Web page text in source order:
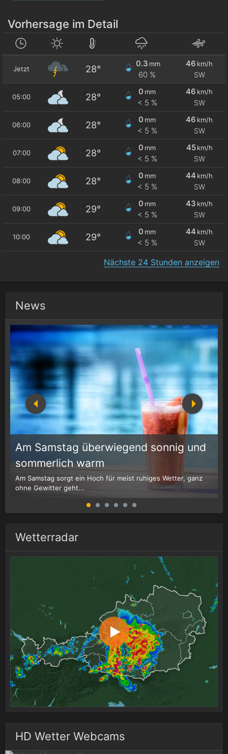
Vorhersage im Detail
Jetzt 28°
0.3 mm
60 %
46 km/h
SW
05:00 28°
0 mm
< 5 %
46 km/h
SW
06:00 28°
0 mm
< 5 %
46 km/h
SW
07:00 28°
0 mm
< 5 %
45 km/h
SW
08:00 28°
0 mm
< 5 %
44 km/h
SW
09:00 29°
0 mm
< 5 %
43 km/h
SW
10:00 29°
0 mm
< 5 %
44 km/h
SW
Nächste 24 Stunden anzeigen
News
Am Samstag überwiegend sonnig und
sommerlich warm
Am Samstag sorgt ein Hoch für meist ruhiges Wetter, ganz
ohne Gewitter geht...
Wetterradar
HD Wetter Webcams